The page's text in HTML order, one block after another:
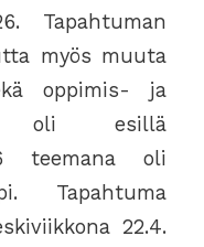
Tapahtuman
myös muuta
oppimis- ja
oli esillä
teemana oli
Tapahtuma
22.4.